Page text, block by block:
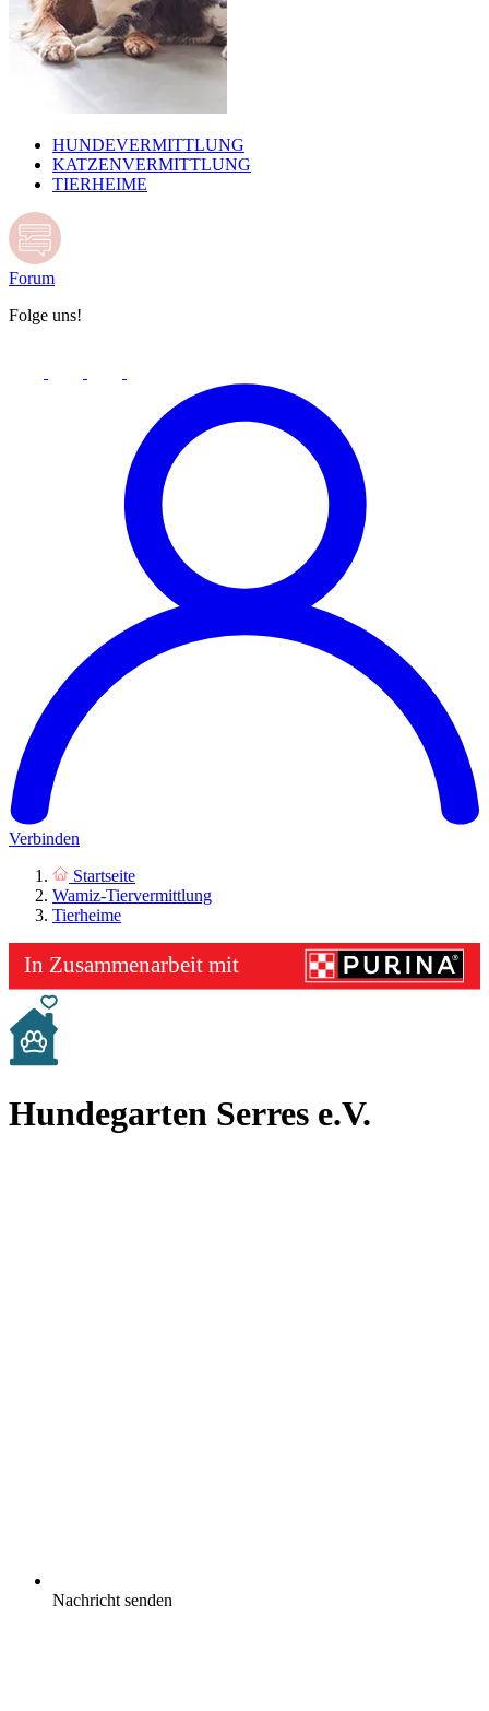
HUNDEVERMITTLUNG
KATZENVERMITTLUNG
TIERHEIME
Forum
Folge uns!
Verbinden
Startseite
Wamiz-Tiervermittlung
Tierheime
Hundegarten Serres e.V.
Nachricht senden